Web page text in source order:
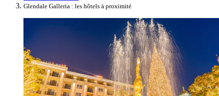
Glendale Galleria : les hôtels à proximité